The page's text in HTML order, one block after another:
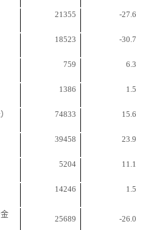
21355 -27.6
18523 -30.7
759 6.3
1386 1.5
74833 15.6
39458 23.9
5204 11.1
14246 1.5
25689 -26.0